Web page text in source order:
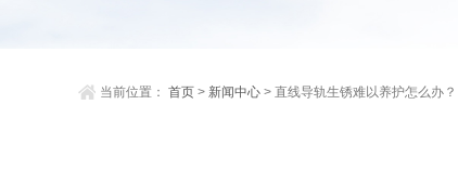
当前位置：首页 > 新闻中心 > 直线导轨生锈难以养护怎么办？